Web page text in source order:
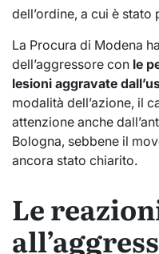
dell’ordine, a cui è
La Procura di Modena
dell’aggressore con le
lesioni aggravate
modalità dell’azione, il
attenzione anche
Bologna, sebbene il
ancora stato chiarito.
Le